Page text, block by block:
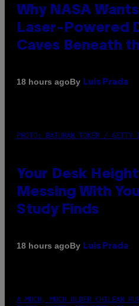
Why NASA
Laser-Powered
Caves Beneath
18 hours agoBy Luis Prada
PHOTO: BATUHAN TOKER / GETTY
Your Desk
Messing With
Study Finds
18 hours agoBy Luis Prada
A MUCH, MUCH OLDER CHILEAN